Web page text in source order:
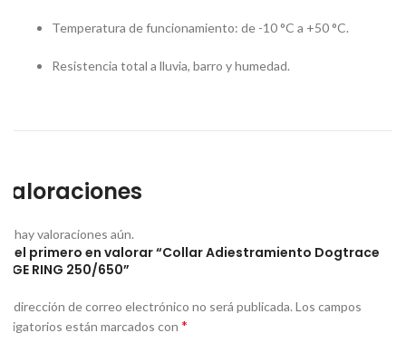
Temperatura de funcionamiento: de -10 °C a +50 °C.
Resistencia total a lluvia, barro y humedad.
hay valoraciones aún.
el primero en valorar “Collar Adiestramiento Dogtrace
RING 250/650”
dirección de correo electrónico no será publicada.Los campos
están marcados con *